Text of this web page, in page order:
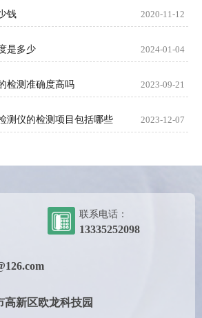
钱 2020-11-12
是多少 2024-01-04
检测准确度高吗 2023-09-21
测仪的检测项目包括哪些 2023-12-07
联系电话：
13335252098
高新区欧龙科技园